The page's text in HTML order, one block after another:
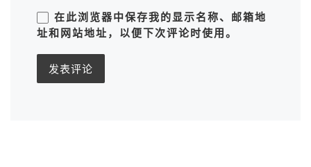
在此浏览器中保存我的显示名称、邮箱地
址和网站地址，以便下次评论时使用。